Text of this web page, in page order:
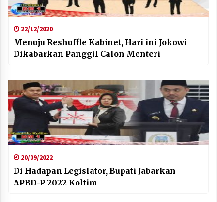
22/12/2020
Menuju Reshuffle Kabinet, Hari ini Jokowi
Dikabarkan Panggil Calon Menteri
20/09/2022
Di Hadapan Legislator, Bupati Jabarkan
APBD-P 2022 Koltim